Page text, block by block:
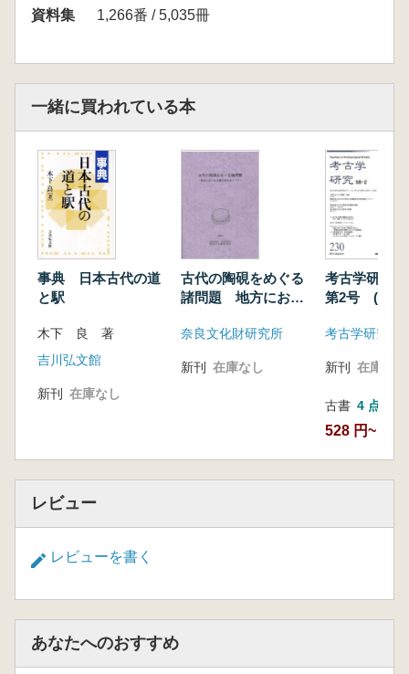
資料集
1,266番 / 5,035冊
一緒に買われている本
事典 日本古代の道
と駅
木下 良 著
吉川弘文館
新刊 在庫なし
古代の陶硯をめぐる
諸問題 地方におけ
て ※シンポジウム
奈良文化財研究所
新刊 在庫なし
考古学研究
第2号 (通巻
考古学研究会
新刊 在庫なし
古書 4 点
528 円~
レビュー
レビューを書く
あなたへのおすすめ